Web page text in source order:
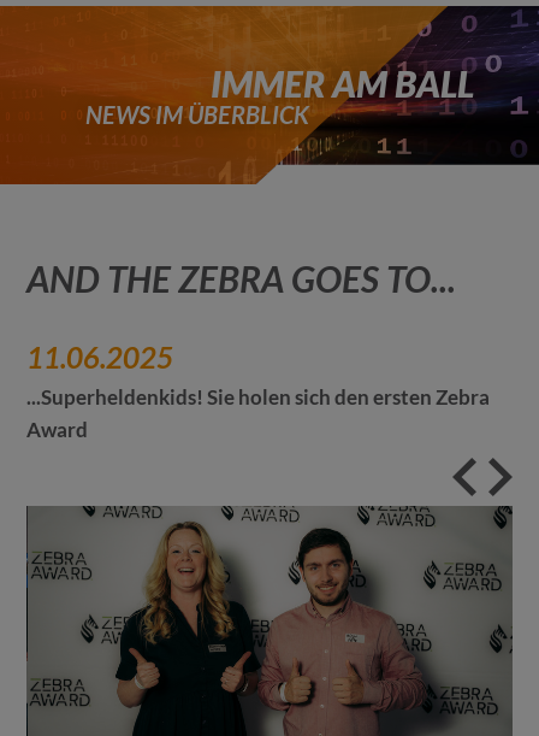
IMMER AM BALL
NEWS IM ÜBERBLICK
AND THE ZEBRA GOES TO...
11.06.2025
...Superheldenkids! Sie holen sich den ersten Zebra
Award